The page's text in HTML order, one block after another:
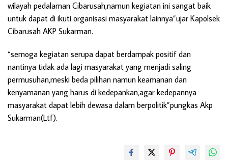
wilayah pedalaman Cibarusah,namun kegiatan ini sangat baik
untuk dapat di ikuti organisasi masyarakat lainnya”ujar Kapolsek
Cibarusah AKP Sukarman.
“semoga kegiatan serupa dapat berdampak positif dan
nantinya tidak ada lagi masyarakat yang menjadi saling
permusuhan,meski beda pilihan namun keamanan dan
kenyamanan yang harus di kedepankan,agar kedepannya
masyarakat dapat lebih dewasa dalam berpolitik”pungkas Akp
Sukarman(Ltf).